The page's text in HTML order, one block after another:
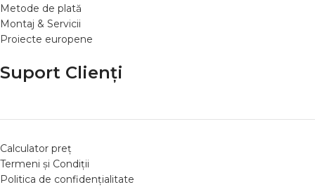
Metode de plată
Montaj & Servicii
Proiecte europene
Suport Clienți
Calculator preț
Termeni și Condiții
Politica de confidențialitate